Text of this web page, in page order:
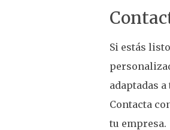
Si estás
adaptadas
Contacta
tu empresa.